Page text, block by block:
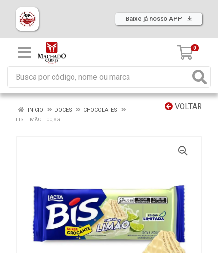
Baixe já nosso APP
0
VOLTAR
INÍCIO DOCES
CHOCOLATES
BIS LIMÃO 100,8G